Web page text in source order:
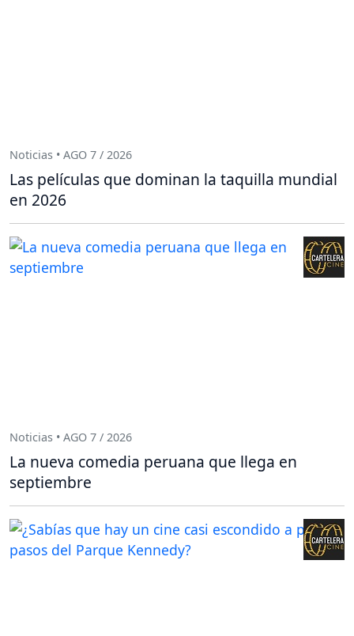
Noticias • AGO 7 / 2026
Las películas que dominan la taquilla mundial
en 2026
Noticias • AGO 7 / 2026
La nueva comedia peruana que llega en
septiembre